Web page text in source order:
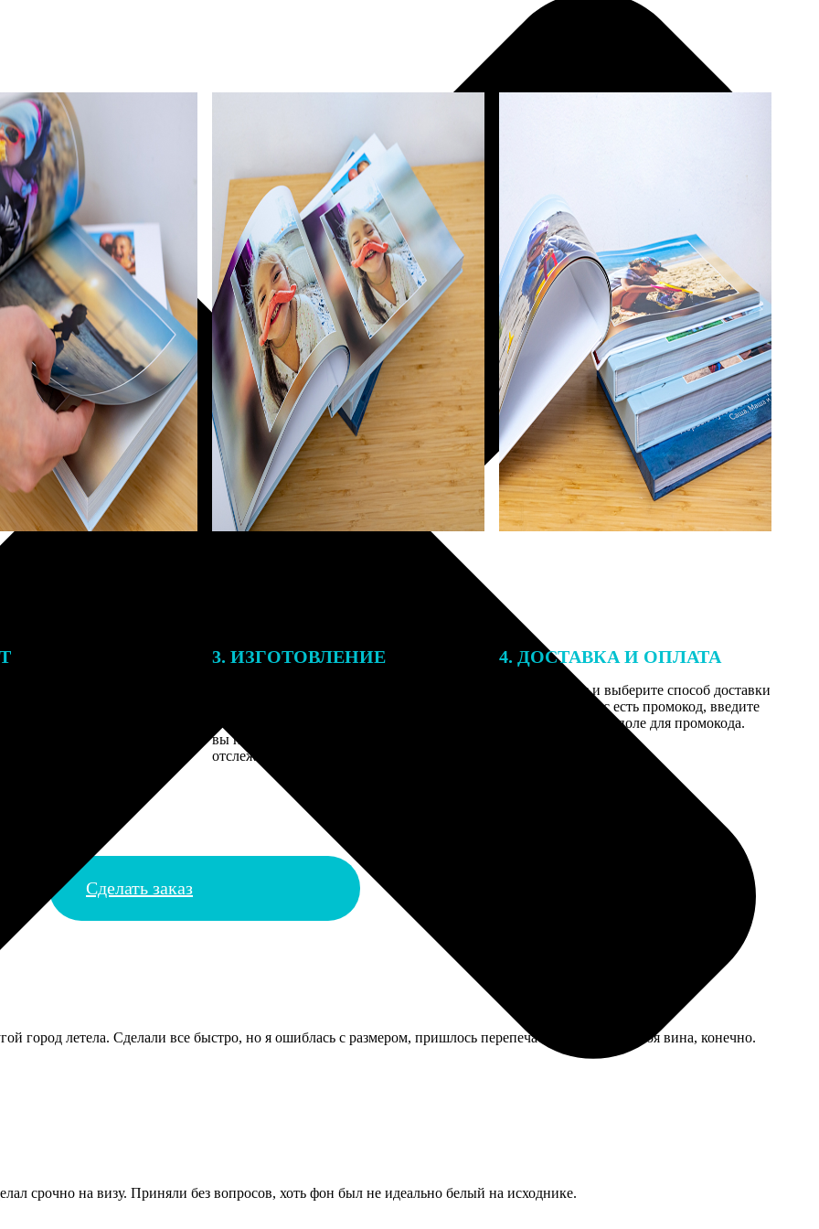
3. ИЗГОТОВЛЕНИЕ
вы получите письмо с трек-номером для
отслеживания.
4. ДОСТАВКА И ОПЛАТА
Введите адрес и выберите способ доставки
заказа. Если у вас есть промокод, введите
его в специальное поле для промокода.
Сделать заказ
город летела. Сделали все быстро, но я ошиблась с размером, пришлось перепечатывать заново. Моя вина, конечно.
срочно на визу. Приняли без вопросов, хоть фон был не идеально белый на исходнике.